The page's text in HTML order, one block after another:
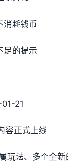
消耗钱币
足的提示
21
容正式上线
玩法、多个全新